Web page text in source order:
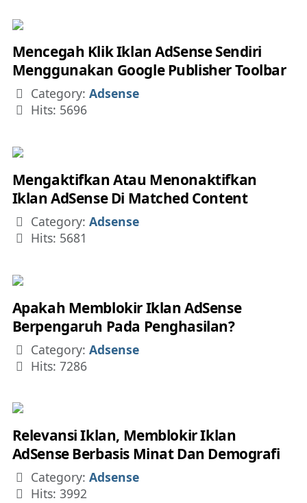
Mencegah Klik Iklan AdSense Sendiri
Menggunakan Google Publisher Toolbar
Details
Category: Adsense
Hits: 5696
Mengaktifkan Atau Menonaktifkan
Iklan AdSense Di Matched Content
Details
Category: Adsense
Hits: 5681
Apakah Memblokir Iklan AdSense
Berpengaruh Pada Penghasilan?
Details
Category: Adsense
Hits: 7286
Relevansi Iklan, Memblokir Iklan
AdSense Berbasis Minat Dan Demografi
Details
Category: Adsense
Hits: 3992